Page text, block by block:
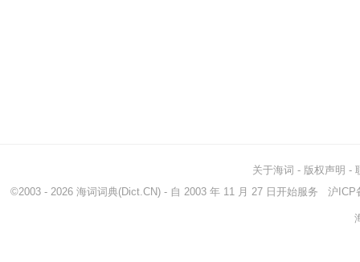
关于海词 - 版权声明 -
©2003 - 2026 海词词典(Dict.CN) - 自 2003 年 11 月 27 日开始服务 沪ICP